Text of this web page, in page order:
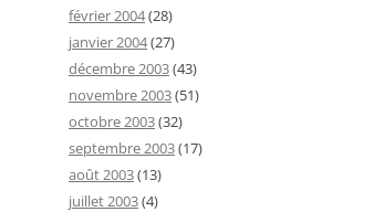
février 2004(28)
janvier 2004(27)
décembre 2003(43)
novembre 2003(51)
octobre 2003(32)
septembre 2003(17)
août 2003(13)
juillet 2003(4)